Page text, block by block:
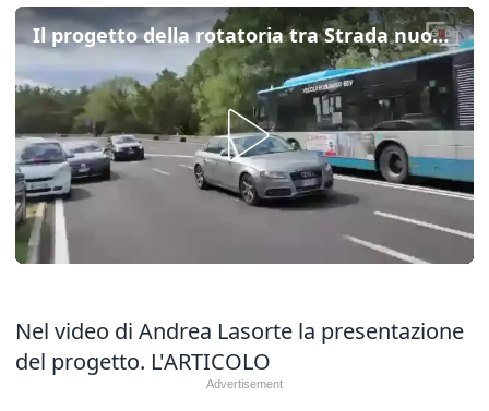
Il progetto della rotatoria tra Strada nuova per Opicina e Salita a Conconello
Nel video di Andrea Lasorte la presentazione
del progetto. L'ARTICOLO